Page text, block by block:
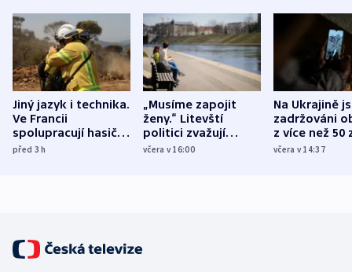
Jiný jazyk i technika.
Ve Francii
spolupracují hasiči z
různých zemí
před 3h
„Musíme zapojit
ženy.“ Litevští
politici zvažují
dohodu o
včera v 16:00
Na Ukrajině
zadržováni
z více než 50
Bojovali na
včera v 14:37